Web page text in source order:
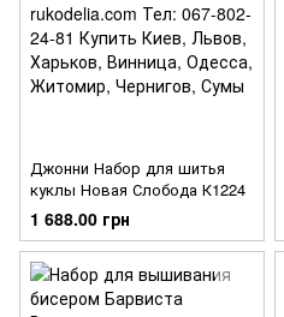
Джонни Набор для шитья
куклы Новая Слобода К1224
1 688.00 грн